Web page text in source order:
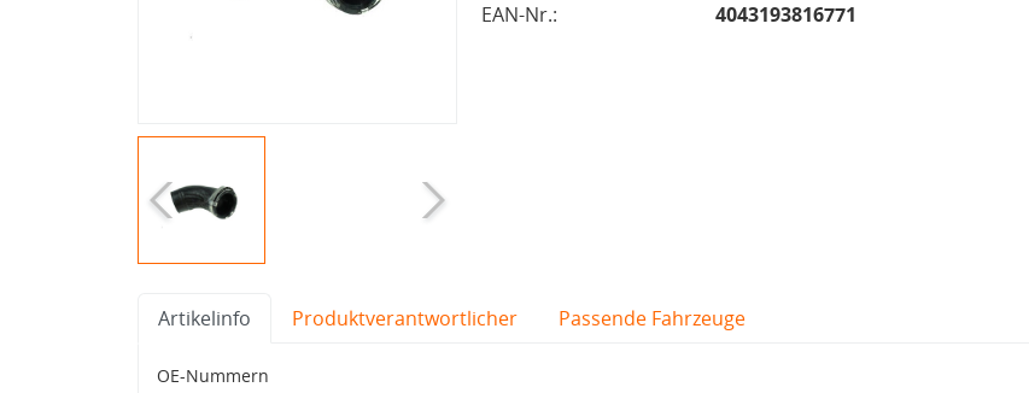
EAN-Nr.:
4043193816771
Artikelinfo Produktverantwortlicher Passende Fahrzeuge
OE-Nummern